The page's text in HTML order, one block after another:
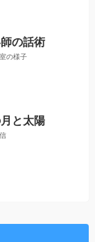
の話術
の様子
と太陽